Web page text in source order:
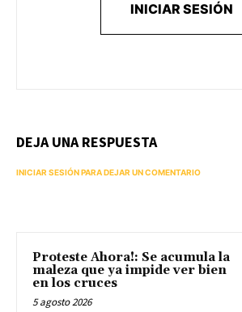
INICIAR SESIÓN
DEJA UNA RESPUESTA
INICIAR SESIÓN PARA DEJAR UN COMENTARIO
Proteste Ahora!: Se acumula la
maleza que ya impide ver bien
en los cruces
5 agosto 2026